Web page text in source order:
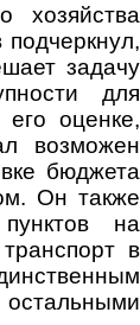
хозяйства
задачу
для
оценке,
возможен
бюджета
Он также
на
в